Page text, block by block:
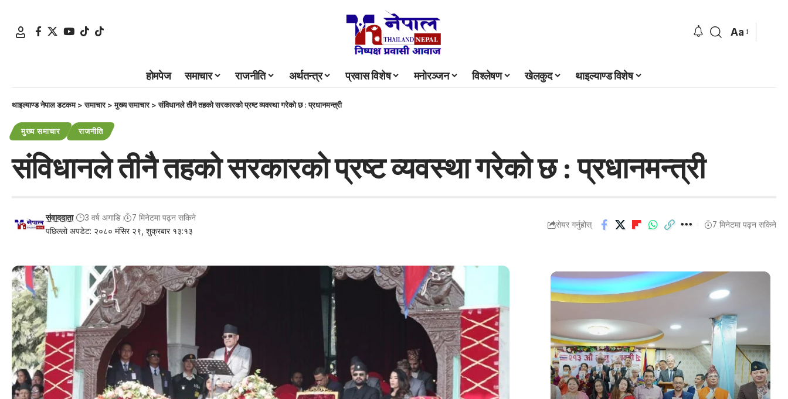
Aa
होमपेज समाचार राजनीति अर्थतन्त्र प्रवास विशेष मनोरञ्जन विश्लेषण खेलकुद थाइल्याण्ड विशेष
थाइल्याण्ड नेपाल डटकम>समाचार>मुख्य समाचार>संविधानले तीनै तहको सरकारको प्रष्ट व्यवस्था गरेको छ : प्रधानमन्त्री
मुख्य समाचार राजनीति
संविधानले तीनै तहको सरकारको प्रष्ट व्यवस्था गरेको छ : प्रधानमन्त्री
पछिल्लो अपडेट: २०८० मंसिर २९, शुक्रबार १३:१३
संवाददाता 3 वर्ष अगाडि 7 मिनेटमा पढ्न सकिने
सेयर गर्नुहोस् 7 मिनेटमा पढ्न सकिने